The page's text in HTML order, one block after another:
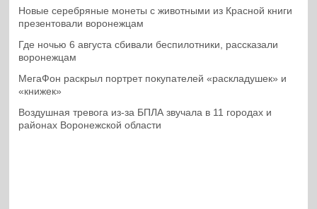
Новые серебряные монеты с животными из Красной книги
презентовали воронежцам
Где ночью 6 августа сбивали беспилотники, рассказали
воронежцам
МегаФон раскрыл портрет покупателей «раскладушек» и
«книжек»
Воздушная тревога из-за БПЛА звучала в 11 городах и
районах Воронежской области